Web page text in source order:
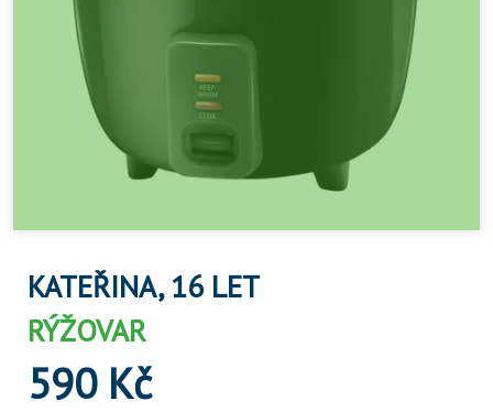
KATEŘINA, 16 LET
RÝŽOVAR
590 Kč